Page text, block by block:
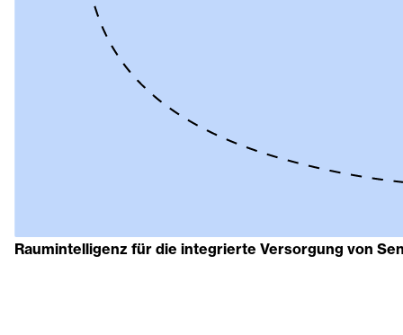
Raumintelligenz für die integrierte Versorgung von